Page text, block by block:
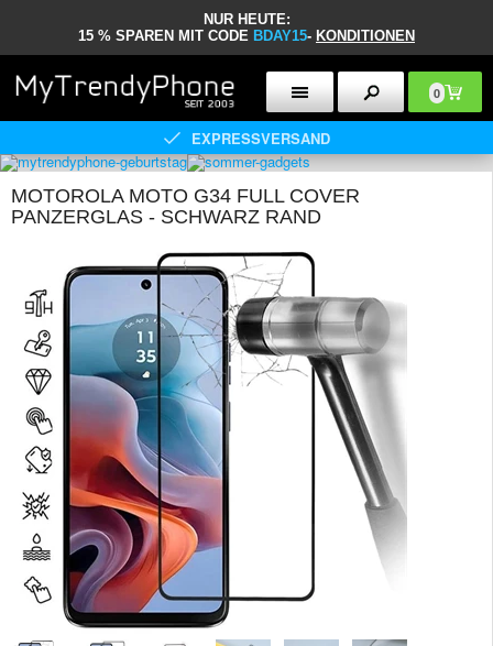
NUR HEUTE:
15 % SPAREN MIT CODE BDAY15- KONDITIONEN
0
EXPRESSVERSAND
MOTOROLA MOTO G34 FULL COVER
PANZERGLAS - SCHWARZ RAND